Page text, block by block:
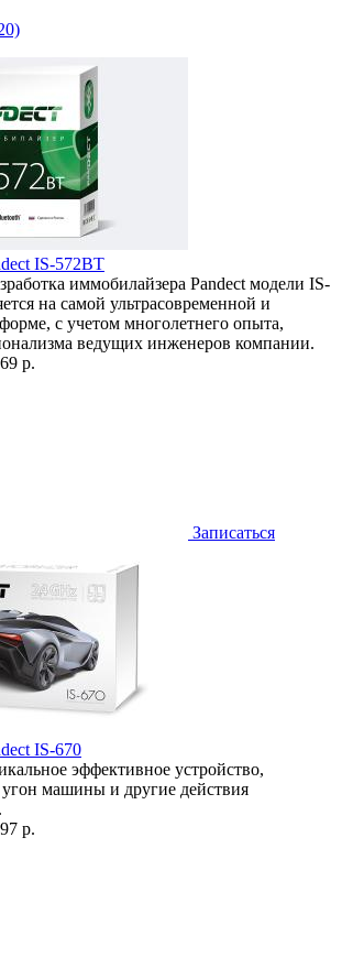
IS-572BT
иммобилайзера Pandect модели IS-
на самой ультрасовременной и
с учетом многолетнего опыта,
ведущих инженеров компании.
р.
Записаться
IS-670
эффективное устройство,
машины и другие действия
р.